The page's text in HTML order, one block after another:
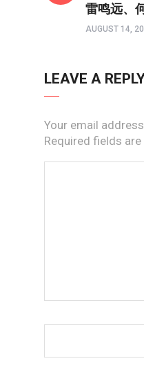
雷鸣远、
AUGUST 14,
LEAVE A
Your email
Required fields